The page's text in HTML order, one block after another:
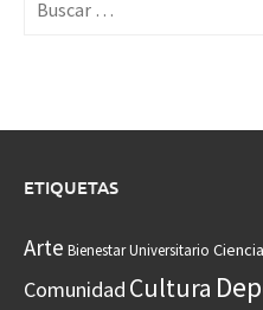
ETIQUETAS
Arte Bienestar Universitario Ciencia
Comunidad Cultura